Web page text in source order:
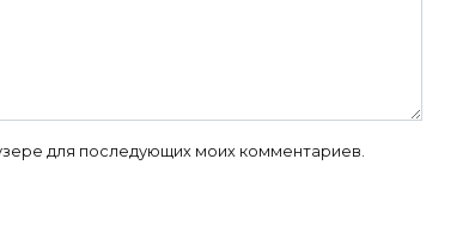
для последующих моих комментариев.